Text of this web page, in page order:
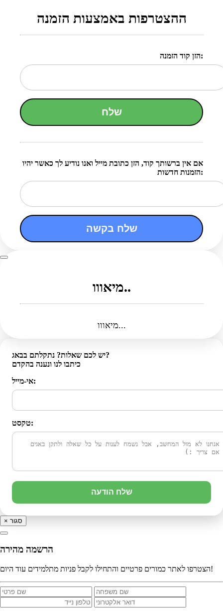
ההצטרפות באמצעות הזמנה
הזן קוד הזמנה:
שלח
אם אין ברשותך קוד, הזן כתובת מייל ואנו נודיע לך כאשר יהיו
הזמנות חדשות:
שלח בקשה
מיאווו..
מיאווו...
יש לכם שאלות? נתקלתם בבאג?
כיתבו לנו ונענה בהקדם
אי-מייל:
טקסט:
שלח הודעה
× סגור
הרשמה מהירה
הצטרפו לאתר כמורים פרטיים והתחילו לקבל פניות מתלמידים עוד היום!